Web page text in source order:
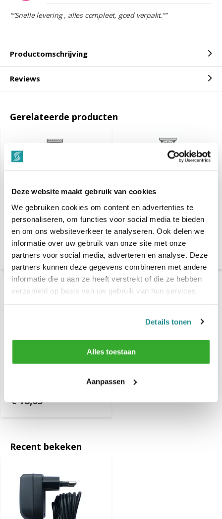
Deze website maakt gebruik van cookies
We gebruiken cookies om content en advertenties te
personaliseren, om functies voor social media te bieden
en om ons websiteverkeer te analyseren. Ook delen we
informatie over uw gebruik van onze site met onze
partners voor social media, adverteren en analyse. Deze
partners kunnen deze gegevens combineren met andere
informatie die u aan ze heeft verstrekt of die ze hebben
verzameld op basis van uw gebruik van hun services.
Details tonen
Alles toestaan
Aanpassen
““Snelle levering , alles compleet, goed verpakt.””
Productomschrijving
Reviews
Gerelateerde producten
Kyone ULTIMA IRON
TAPER - PRO TONDEUSE
€ 157,15
Kyone Ultima Iron Zero
Trimmer
€ 108,75
Kyone Docking Station
€ 18,05
Recent bekeken